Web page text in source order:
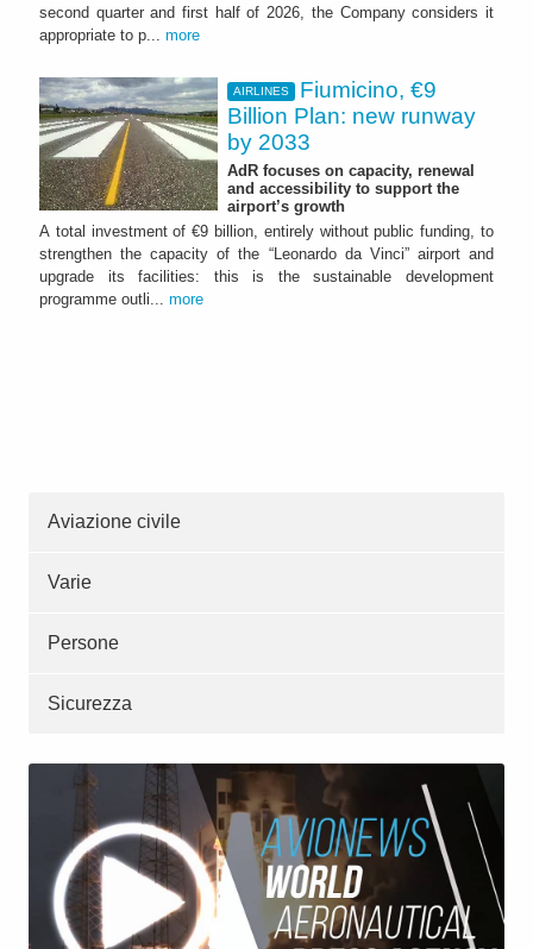
second quarter and first half of 2026, the Company considers it
appropriate to p... more
AIRLINES
Fiumicino, €9
Billion Plan: new runway
by 2033
AdR focuses on capacity, renewal
and accessibility to support the
airport’s growth
A total investment of €9 billion, entirely without public funding, to
strengthen the capacity of the “Leonardo da Vinci” airport and
upgrade its facilities: this is the sustainable development
programme outli... more
Aviazione civile
Varie
Persone
Sicurezza